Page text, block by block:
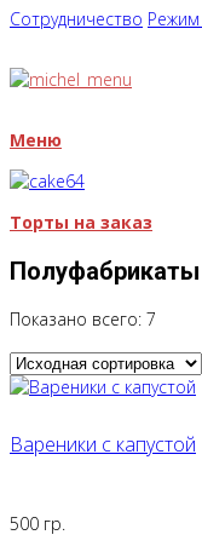
Сотрудничество
Меню
Торты на заказ
Показано всего: 7
Вареники с капустой
500 гр.